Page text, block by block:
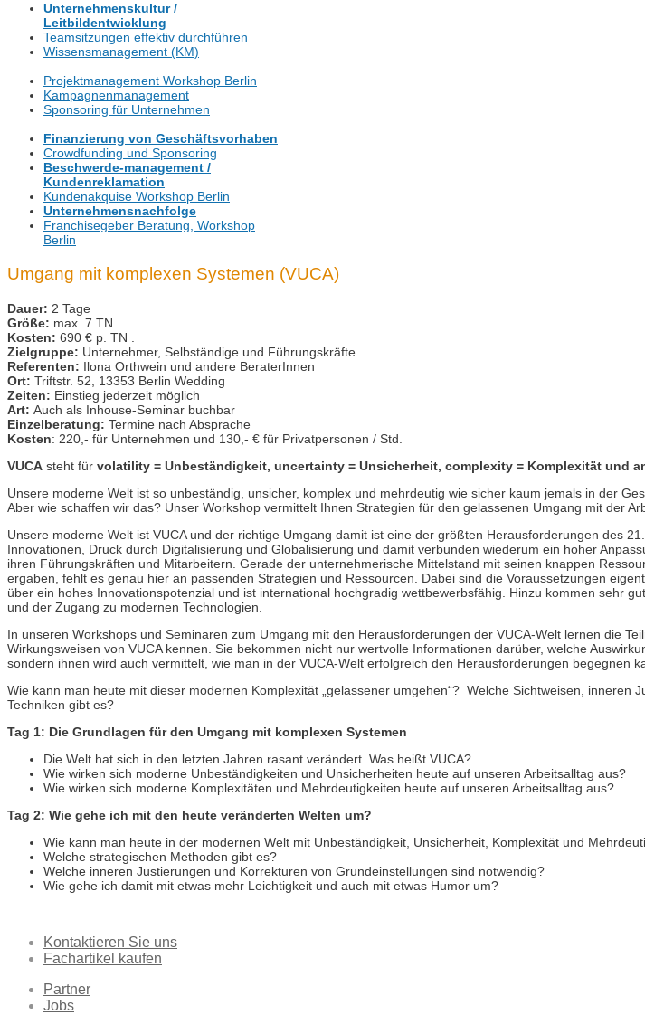
Unternehmenskultur /
Leitbildentwicklung
Teamsitzungen effektiv durchführen
Wissensmanagement (KM)
Projektmanagement Workshop Berlin
Kampagnenmanagement
Sponsoring für Unternehmen
Finanzierung von Geschäftsvorhaben
Crowdfunding und Sponsoring
Beschwerde-management /
Kundenreklamation
Kundenakquise Workshop Berlin
Unternehmensnachfolge
Franchisegeber Beratung, Workshop
Berlin
Umgang mit komplexen Systemen (VUCA)
Dauer: 2 Tage
Größe: max. 7 TN
Kosten: 690 € p. TN .
Zielgruppe: Unternehmer, Selbständige und Führungskräfte
Referenten: Ilona Orthwein und andere BeraterInnen
Ort: Triftstr. 52, 13353 Berlin Wedding
Zeiten: Einstieg jederzeit möglich
Art: Auch als Inhouse-Seminar buchbar
Einzelberatung: Termine nach Absprache
Kosten: 220,- für Unternehmen und 130,- € für Privatpersonen / Std.
VUCA steht für volatility = Unbeständigkeit, uncertainty = Unsicherheit, complexity = Komplexität und
Unsere moderne Welt ist so unbeständig, unsicher, komplex und mehrdeutig wie sicher kaum jemals in der
Aber wie schaffen wir das? Unser Workshop vermittelt Ihnen Strategien für den gelassenen Umgang mit der
Unsere moderne Welt ist VUCA und der richtige Umgang damit ist eine der größten Herausforderungen des
Innovationen, Druck durch Digitalisierung und Globalisierung und damit verbunden wiederum ein hoher
ihren Führungskräften und Mitarbeitern. Gerade der unternehmerische Mittelstand mit seinen knappen
ergaben, fehlt es genau hier an passenden Strategien und Ressourcen. Dabei sind die Voraussetzungen
über ein hohes Innovationspotenzial und ist international hochgradig wettbewerbsfähig. Hinzu kommen sehr
und der Zugang zu modernen Technologien.
In unseren Workshops und Seminaren zum Umgang mit den Herausforderungen der VUCA-Welt lernen die
Wirkungsweisen von VUCA kennen. Sie bekommen nicht nur wertvolle Informationen darüber, welche
sondern ihnen wird auch vermittelt, wie man in der VUCA-Welt erfolgreich den Herausforderungen begegnen
Wie kann man heute mit dieser modernen Komplexität „gelassener umgehen“? Welche Sichtweisen, inneren
Techniken gibt es?
Tag 1: Die Grundlagen für den Umgang mit komplexen Systemen
Die Welt hat sich in den letzten Jahren rasant verändert. Was heißt VUCA?
Wie wirken sich moderne Unbeständigkeiten und Unsicherheiten heute auf unseren Arbeitsalltag aus?
Wie wirken sich moderne Komplexitäten und Mehrdeutigkeiten heute auf unseren Arbeitsalltag aus?
Tag 2: Wie gehe ich mit den heute veränderten Welten um?
Wie kann man heute in der modernen Welt mit Unbeständigkeit, Unsicherheit, Komplexität und
Welche strategischen Methoden gibt es?
Welche inneren Justierungen und Korrekturen von Grundeinstellungen sind notwendig?
Wie gehe ich damit mit etwas mehr Leichtigkeit und auch mit etwas Humor um?
Kontaktieren Sie uns
Fachartikel kaufen
Partner
Jobs